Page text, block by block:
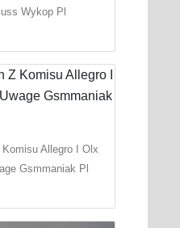
Wykop Pl
Allegro I Olx
Gsmmaniak Pl